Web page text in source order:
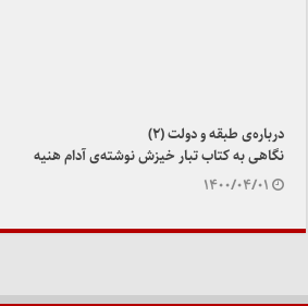
درباره‌ی طبقه و دولت (۲)
نگاهی به کتاب تبار خیزش نوشته‌ی آدام هنیه
۱۴۰۰/۰۴/۰۱